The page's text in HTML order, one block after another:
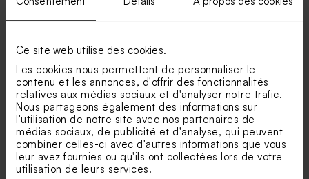
Ce site web utilise des cookies.
Les cookies nous permettent de personnaliser le
contenu et les annonces, d'offrir des fonctionnalités
relatives aux médias sociaux et d'analyser notre trafic.
Nous partageons également des informations sur
l'utilisation de notre site avec nos partenaires de
médias sociaux, de publicité et d'analyse, qui peuvent
combiner celles-ci avec d'autres informations que vous
leur avez fournies ou qu'ils ont collectées lors de votre
utilisation de leurs services.
507 ex)
satin bouquet floral rose et
(et fleurs séchées*) - Melle
Faire part mariage forme
Faire part mariage chic avec